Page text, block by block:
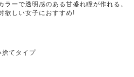
ラーで透明感のある甘盛れ瞳が作れる。
欲しい女子におすすめ!
捨てタイプ